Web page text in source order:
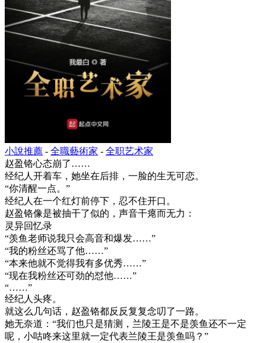
小說推薦 - 全職藝術家 - 全职艺术家
赵盈铬心态崩了……
经纪人开着车，她坐在后排，一脸的生无可恋。
“你清醒一点。”
经纪人在一个红灯前停下，忍不住开口。
赵盈铬像是被抽干了似的，声音干瘪而无力：
灵异回忆录
“羡鱼老师说我只会高音和爆发……”
“我的粉丝还骂了他……”
“本来他就不觉得我有多优秀……”
“现在我粉丝还可劲的怼他……”
“……”
经纪人头疼。
就这么几句话，赵盈铬都反反复复念叨了一路。
她无奈道：“我们也只是猜测，兰陵王是不是羡鱼还不一定
呢，小咕咚来这里就一定代表兰陵王是羡鱼吗？”